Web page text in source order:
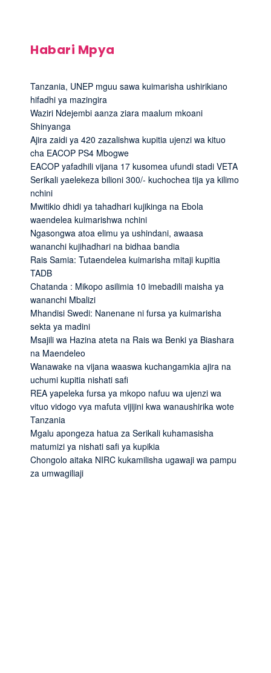
Habari Mpya
Tanzania, UNEP mguu sawa kuimarisha ushirikiano
hifadhi ya mazingira
Waziri Ndejembi aanza ziara maalum mkoani
Shinyanga
Ajira zaidi ya 420 zazalishwa kupitia ujenzi wa kituo
cha EACOP PS4 Mbogwe
EACOP yafadhili vijana 17 kusomea ufundi stadi VETA
Serikali yaelekeza bilioni 300/- kuchochea tija ya kilimo
nchini
Mwitikio dhidi ya tahadhari kujikinga na Ebola
waendelea kuimarishwa nchini
Ngasongwa atoa elimu ya ushindani, awaasa
wananchi kujihadhari na bidhaa bandia
Rais Samia: Tutaendelea kuimarisha mitaji kupitia
TADB
Chatanda : Mikopo asilimia 10 imebadili maisha ya
wananchi Mbalizi
Mhandisi Swedi: Nanenane ni fursa ya kuimarisha
sekta ya madini
Msajili wa Hazina ateta na Rais wa Benki ya Biashara
na Maendeleo
Wanawake na vijana waaswa kuchangamkia ajira na
uchumi kupitia nishati safi
REA yapeleka fursa ya mkopo nafuu wa ujenzi wa
vituo vidogo vya mafuta vijijini kwa wanaushirika wote
Tanzania
Mgalu apongeza hatua za Serikali kuhamasisha
matumizi ya nishati safi ya kupikia
Chongolo aitaka NIRC kukamilisha ugawaji wa pampu
za umwagiliaji